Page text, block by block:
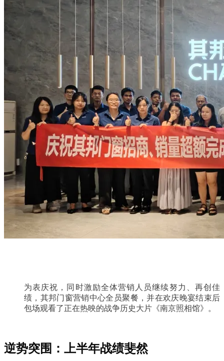
为表庆祝，同时激励全体营销人员继续努力、再创佳
绩，其邦门窗营销中心全员聚餐，并在欢庆晚宴结束后
包场观看了正在热映的战争历史大片《南京照相馆》。
逆势突围：上半年战绩斐然